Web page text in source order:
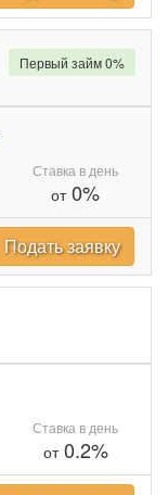
Ставка в день
от0%
Первый займ 0%
Подать заявку
Ставка в день
от0.2%